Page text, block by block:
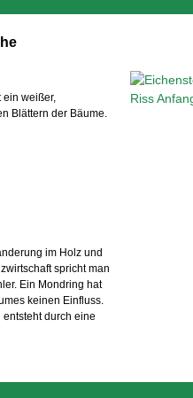
ein weißer,
Blättern der Bäume.
im Holz und
spricht man
Ein Mondring hat
keinen Einfluss.
durch eine